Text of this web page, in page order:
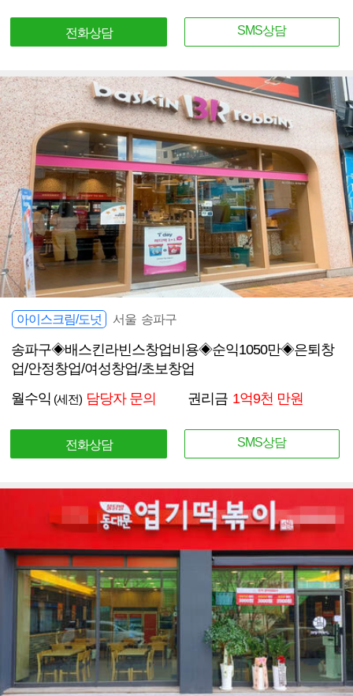
전화상담 SMS상담
아이스크림/도넛 서울 송파구
송파구◈배스킨라빈스창업비용◈순익1050만◈은퇴창
업/안정창업/여성창업/초보창업
월수익 (세전) 담당자 문의 권리금 1억9천 만원
전화상담 SMS상담